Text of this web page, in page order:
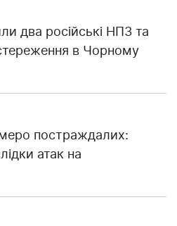
два російські НПЗ та
в Чорному
постраждалих:
атак на